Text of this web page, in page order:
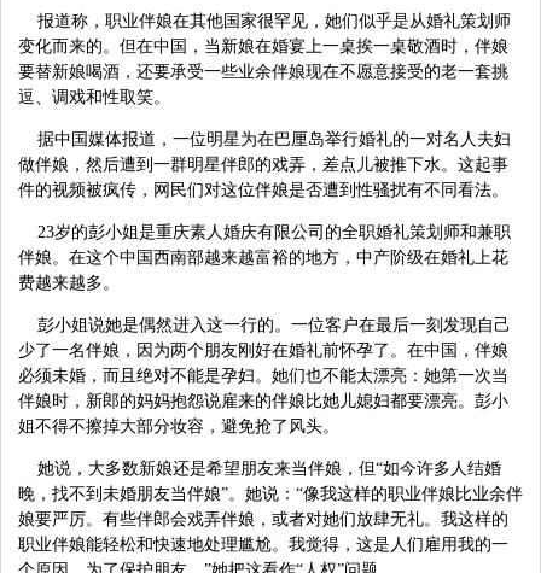
报道称，职业伴娘在其他国家很罕见，她们似乎是从婚礼策划师
变化而来的。但在中国，当新娘在婚宴上一桌挨一桌敬酒时，伴娘
要替新娘喝酒，还要承受一些业余伴娘现在不愿意接受的老一套挑
逗、调戏和性取笑。
据中国媒体报道，一位明星为在巴厘岛举行婚礼的一对名人夫妇
做伴娘，然后遭到一群明星伴郎的戏弄，差点儿被推下水。这起事
件的视频被疯传，网民们对这位伴娘是否遭到性骚扰有不同看法。
23岁的彭小姐是重庆素人婚庆有限公司的全职婚礼策划师和兼职
伴娘。在这个中国西南部越来越富裕的地方，中产阶级在婚礼上花
费越来越多。
彭小姐说她是偶然进入这一行的。一位客户在最后一刻发现自己
少了一名伴娘，因为两个朋友刚好在婚礼前怀孕了。在中国，伴娘
必须未婚，而且绝对不能是孕妇。她们也不能太漂亮：她第一次当
伴娘时，新郎的妈妈抱怨说雇来的伴娘比她儿媳妇都要漂亮。彭小
姐不得不擦掉大部分妆容，避免抢了风头。
她说，大多数新娘还是希望朋友来当伴娘，但“如今许多人结婚
晚，找不到未婚朋友当伴娘”。她说：“像我这样的职业伴娘比业余伴
娘要严厉。有些伴郎会戏弄伴娘，或者对她们放肆无礼。我这样的
职业伴娘能轻松和快速地处理尴尬。我觉得，这是人们雇用我的一